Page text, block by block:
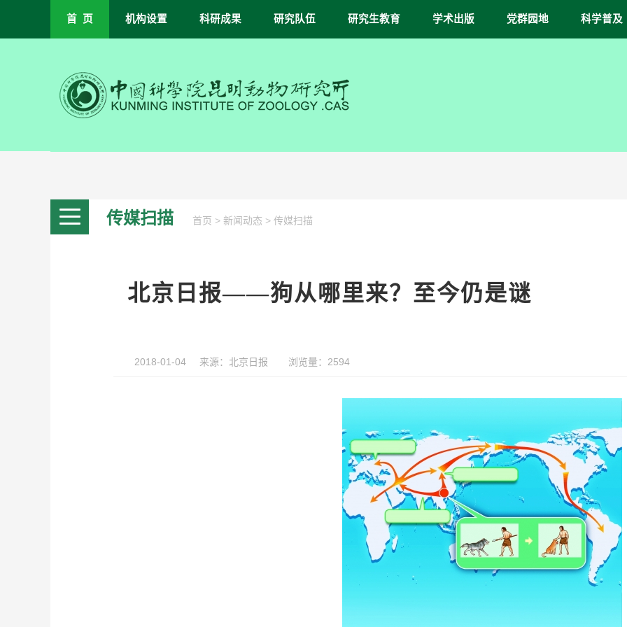
首 页 机构设置 科研成果 研究队伍 研究生教育 学术出版 党群园地 科学普及
传媒扫描 首页 > 新闻动态 > 传媒扫描
北京日报——狗从哪里来？至今仍是谜
2018-01-04 来源： 北京日报 浏览量：2594